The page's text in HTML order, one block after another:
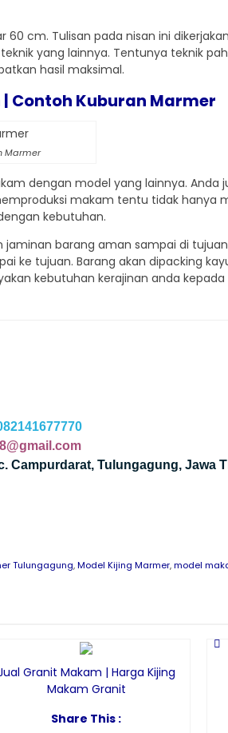
cm. Tulisan pada nisan ini
yang lainnya. Tentunya teknik
hasil maksimal.
Contoh Kuburan Marmer
Marmer
dengan model yang lainnya. Anda
makam tentu tidak hanya
kebutuhan.
barang aman sampai di
ke tujuan. Barang akan dipacking
kebutuhan kerajinan anda kepada
Campurdarat, Tulungagung, Jawa
Tulungagung,Model Kijing Marmer,model
Granit Makam | Harga Kijing
Makam Granit
Share This :